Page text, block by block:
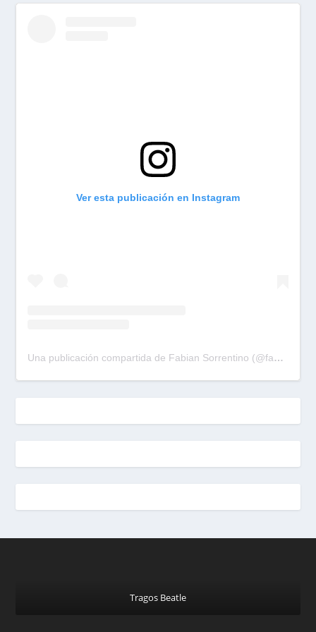
Ver esta publicación en Instagram
Una publicación compartida de Fabian Sorrentino (@fabiansonria)
Tragos Beatle